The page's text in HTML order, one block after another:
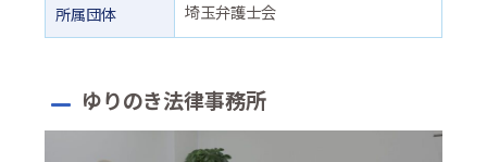
所属団体 埼玉弁護士会
ゆりのき法律事務所